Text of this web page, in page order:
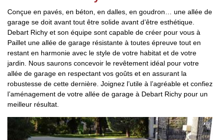
Conçue en pavés, en béton, en dalles, en goudron… une allée de
garage se doit avant tout être solide avant d’être esthétique.
Debart Richy et son équipe sont capable de créer pour vous à
Paillet une allée de garage résistante à toutes épreuve tout en
restant en harmonie avec le style de votre habitat et de votre
jardin. Nous saurons concevoir le revêtement idéal pour votre
allée de garage en respectant vos goûts et en assurant la
robustesse de cette dernière. Joignez l’utile à l’agréable et confiez
l’aménagement de votre allée de garage à Debart Richy pour un
meilleur résultat.